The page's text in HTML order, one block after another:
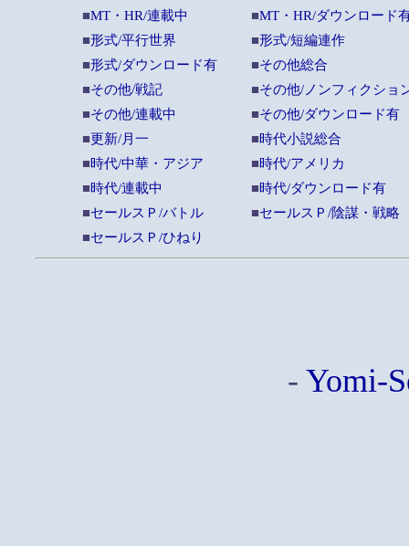
■MT・HR/連載中 ■MT・HR/ダウンロード
■形式/平行世界 ■形式/短編連作
■形式/ダウンロード有 ■その他総合
■その他/戦記 ■その他/ノンフィクショ
■その他/連載中 ■その他/ダウンロード有
■更新/月一 ■時代小説総合
■時代/中華・アジア ■時代/アメリカ
■時代/連載中 ■時代/ダウンロード有
■セールスＰ/バトル ■セールスＰ/陰謀・戦略
■セールスＰ/ひねり
- Yomi-